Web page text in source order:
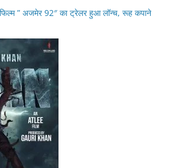
” अजमेर 92″ का ट्रेलर हुआ लॉन्च, रूह कपाने